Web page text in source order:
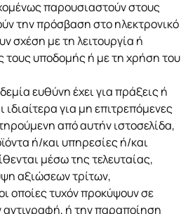
παρουσιαστούν στους
την πρόσβαση στο ηλεκτρονικό
σχέση με τη λειτουργία ή
τους υποδομής ή με τη χρήση του
ευθύνη έχει για πράξεις ή
ιδιαίτερα για μη επιτρεπόμενες
από αυτήν ιστοσελίδα,
ή/και υπηρεσίες ή/και
μέσω της τελευταίας,
αξιώσεων τρίτων,
οποίες τυχόν προκύψουν σε
ή την παραποίηση